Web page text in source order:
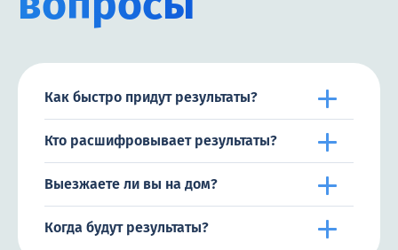
Как быстро придут результаты?
Кто расшифровывает результаты?
Выезжаете ли вы на дом?
Когда будут результаты?